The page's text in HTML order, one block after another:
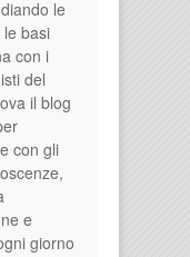
le
basi
con i
del
il blog
con gli
e
giorno